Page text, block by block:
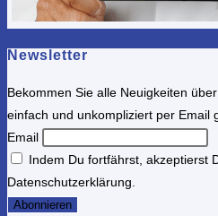
Newsletter
Bekommen Sie alle Neuigkeiten
einfach und unkompliziert per Email
Email
Indem Du fortfährst, akzeptierst
Datenschutzerklärung.